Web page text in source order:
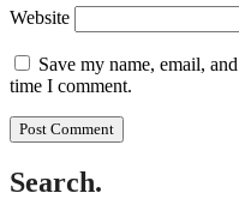
Website
Save my name, email,
time I comment.
Search.